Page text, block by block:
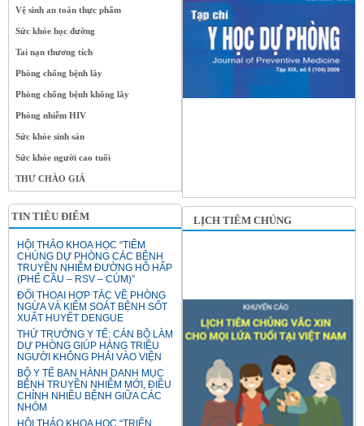
Vệ sinh an toàn thực phẩm
Sức khỏe học đường
Tai nạn thương tích
Phòng chống bệnh lây
Phòng chống bệnh không lây
Phòng nhiễm HIV
Sức khỏe sinh sản
Sức khỏe người cao tuổi
THƯ CHÀO GIÁ
TIN TIÊU ĐIỂM
HỘI THẢO KHOA HỌC “TIÊM
CHỦNG DỰ PHÒNG CÁC BỆNH
TRUYỀN NHIỄM ĐƯỜNG HÔ HẤP
(PHẾ CẦU – RSV – CÚM)”
ĐỐI THOẠI HỢP TÁC VỀ PHÒNG
NGỪA VÀ KIỂM SOÁT BỆNH SỐT
XUẤT HUYẾT DENGUE
THỨ TRƯỞNG Y TẾ: CÁN BỘ LÀM
DỰ PHÒNG GIÚP HÀNG TRIỆU
NGƯỜI KHÔNG PHẢI VÀO VIỆN
BỘ Y TẾ BAN HÀNH DANH MỤC
BỆNH TRUYỀN NHIỄM MỚI, ĐIỀU
CHỈNH NHIỀU BỆNH GIỮA CÁC
NHÓM
LỊCH TIÊM CHỦNG